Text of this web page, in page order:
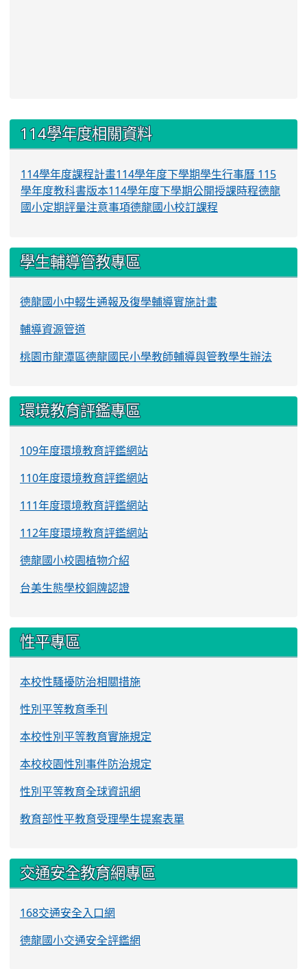
::: 114學年度相關資料
114學年度課程計畫114學年度下學期學生行事曆 115
學年度教科書版本114學年度下學期公開授課時程德龍
國小定期評量注意事項德龍國小校訂課程
學生輔導管教專區
德龍國小中輟生通報及復學輔導實施計畫
輔導資源管道
桃園市龍潭區德龍國民小學教師輔導與管教學生辦法
環境教育評鑑專區
109年度環境教育評鑑網站
110年度環境教育評鑑網站
111年度環境教育評鑑網站
112年度環境教育評鑑網站
德龍國小校園植物介紹
台美生態學校銅牌認證
性平專區
本校性騷擾防治相關措施
性別平等教育季刊
本校性別平等教育實施規定
本校校園性別事件防治規定
性別平等教育全球資訊網
教育部性平教育受理學生提案表單
交通安全教育網專區
168交通安全入口網
德龍國小交通安全評鑑網